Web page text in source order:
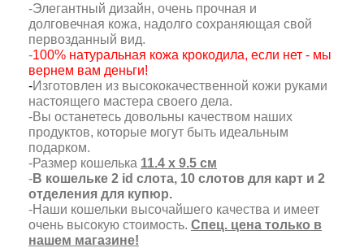
-Элегантный дизайн, очень прочная и
долговечная кожа, надолго сохраняющая свой
первозданный вид.
-100% натуральная кожа крокодила, если нет - мы
вернем вам деньги!
-Изготовлен из высококачественной кожи руками
настоящего мастера своего дела.
-Вы останетесь довольны качеством наших
продуктов, которые могут быть идеальным
подарком.
-Размер кошелька 11.4 х 9.5 см
-В кошельке 2 id слота, 10 слотов для карт и 2
отделения для купюр.
-Наши кошельки высочайшего качества и имеет
очень высокую стоимость. Спец. цена только в
нашем магазине!